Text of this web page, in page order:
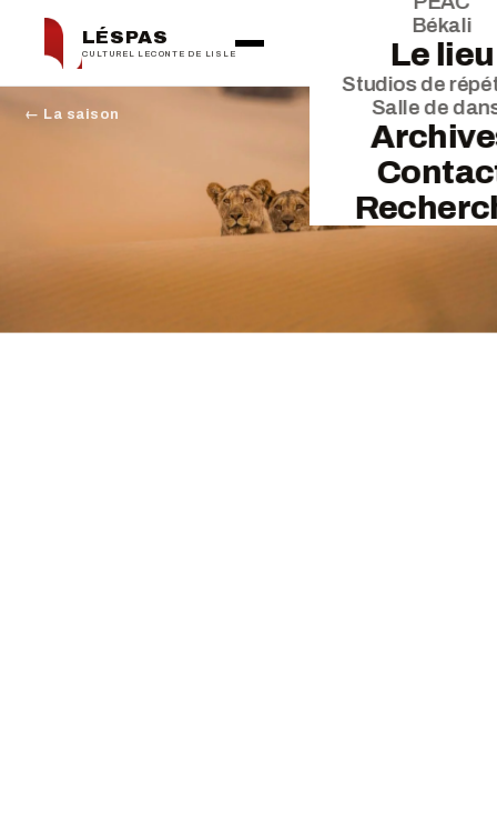
LÉSPAS
CULTUREL LECONTE DE LISLE
Békali
Le lieu
Studios de
Salle de
← La saison